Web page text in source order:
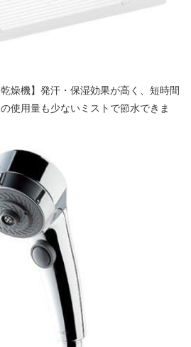
燥機】発汗・保湿効果が高く、短時間
使用量も少ないミストで節水できま